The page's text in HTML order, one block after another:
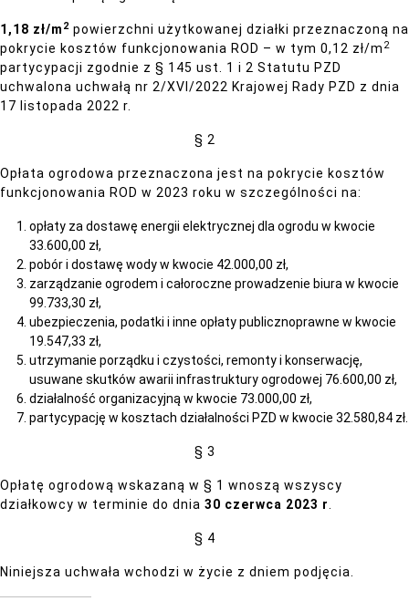
1,18 zł/m 2 powierzchni użytkowanej działki przeznaczoną na
pokrycie kosztów funkcjonowania ROD – w tym 0,12 zł/m 2
partycypacji zgodnie z § 145 ust. 1 i 2 Statutu PZD
uchwalona uchwałą nr 2/XVI/2022 Krajowej Rady PZD z dnia
17 listopada 2022 r.
§ 2
Opłata ogrodowa przeznaczona jest na pokrycie kosztów
funkcjonowania ROD w 2023 roku w szczególności na:
opłaty za dostawę energii elektrycznej dla ogrodu w kwocie
33.600,00 zł,
pobór i dostawę wody w kwocie 42.000,00 zł,
zarządzanie ogrodem i całoroczne prowadzenie biura w kwocie
99.733,30 zł,
ubezpieczenia, podatki i inne opłaty publicznoprawne w kwocie
19.547,33 zł,
utrzymanie porządku i czystości, remonty i konserwację,
usuwane skutków awarii infrastruktury ogrodowej 76.600,00 zł,
działalność organizacyjną w kwocie 73.000,00 zł,
partycypację w kosztach działalności PZD w kwocie 32.580,84 zł.
§ 3
Opłatę ogrodową wskazaną w § 1 wnoszą wszyscy
działkowcy w terminie do dnia 30 czerwca 2023 r
§ 4
Niniejsza uchwała wchodzi w życie z dniem podjęcia.